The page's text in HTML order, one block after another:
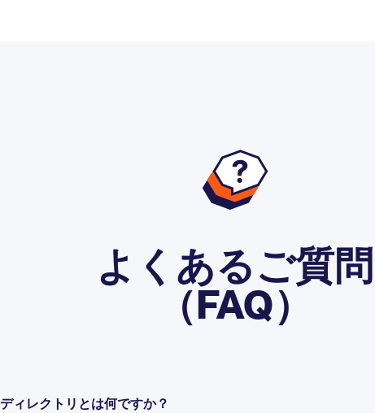
よくあるご質問
（FAQ）
ィレクトリとは何ですか？